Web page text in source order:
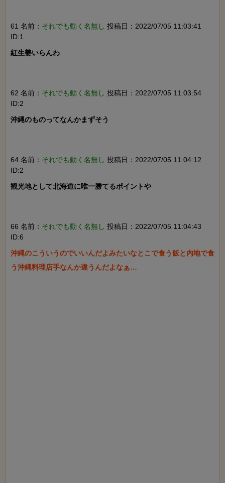
61 名前： それでも動く名無し 投稿日：2022/07/05 11:03:41
ID:1
紅生姜いらんわ
62 名前： それでも動く名無し 投稿日：2022/07/05 11:03:54
ID:2
沖縄のものってなんかまずそう
64 名前： それでも動く名無し 投稿日：2022/07/05 11:04:12
ID:2
観光地として北海道に唯一勝てるポイントや
66 名前： それでも動く名無し 投稿日：2022/07/05 11:04:43
ID:6
沖縄のこういうのでいいんだよみたいなとこで食う飯と内地で食
う沖縄料理店手なんか違うんだよなぁ…